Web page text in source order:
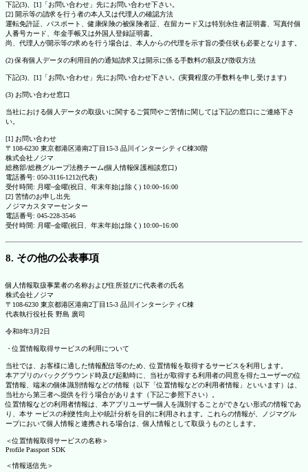
下記(3)、[1]「お問い合わせ」先にお問い合わせ下さい。
[2] 開示等の請求を行う者の本人又は代理人の確認方法
運転免許証、パスポート、健康保険の被保険者証、在留カード又は特別永住者証明書、写真付個
人番号カード、年金手帳又は外国人登録証明書。
尚、代理人が開示等の求めを行う場合は、本人からの代理を示す旨の委任状も必要となります。
(2) 保有個人データの利用目的の通知請求又は開示に係る手数料の額及び徴収方法
下記(3)、[1]「お問い合わせ」先にお問い合わせ下さい。(実費程度の手数料を申し受けます)
(3) お問い合わせ窓口
当社における個人データの取扱いに関するご質問やご苦情に関しては下記の窓口にご連絡下さ
い。
[1] お問い合わせ
〒108-6230 東京都港区港南2丁目15-3 品川インターシティC棟30階
株式会社ノジマ
総務部/総務グループ法務チーム(個人情報保護相談窓口)
電話番号: 050-3116-1212(代表)
受付時間: 月曜~金曜(祝日、年末年始は除く) 10:00~16:00
[2] 苦情のお申し出先
ノジマカスタマーセンター
電話番号: 045-228-3546
受付時間: 月曜~金曜(祝日、年末年始は除く) 10:00~16:00
8. その他の公表事項
個人情報取扱事業者の名称および住所並びに代表者の氏名
株式会社ノジマ
〒108-6230 東京都港区港南2丁目15-3 品川インターシティC棟
代表執行役社長 野島 廣司
令和8年3月2日
・位置情報取得サービスの利用について
当社では、お客様に適した情報配信等のため、位置情報を取得するサービスを利用します。
本アプリのバックグラウンド時及び起動時に、当社が取得する利用者の同意を得たユーザーの位
置情報、端末の個体識別情報などの情報（以下「位置情報などの利用者情報」といいます）は、
当社から第三者へ提供を行う場合があります（下記ご参照下さい）。
位置情報などの利用者情報は、本アプリユーザー個人を識別することができない形式の情報であ
り、本サ ービスの利便性向上や統計分析を目的に利用されます。これらの情報が、ノジマグル
ープにおいて個人情報と連携される場合は、個人情報として取扱うものとします。
＜位置情報取得サービスの名称＞
Profile Passport SDK
＜情報送信先＞